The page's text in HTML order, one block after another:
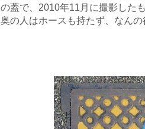
の蓋で、2010年11月に撮影した
奥の人はホースも持たず、なん